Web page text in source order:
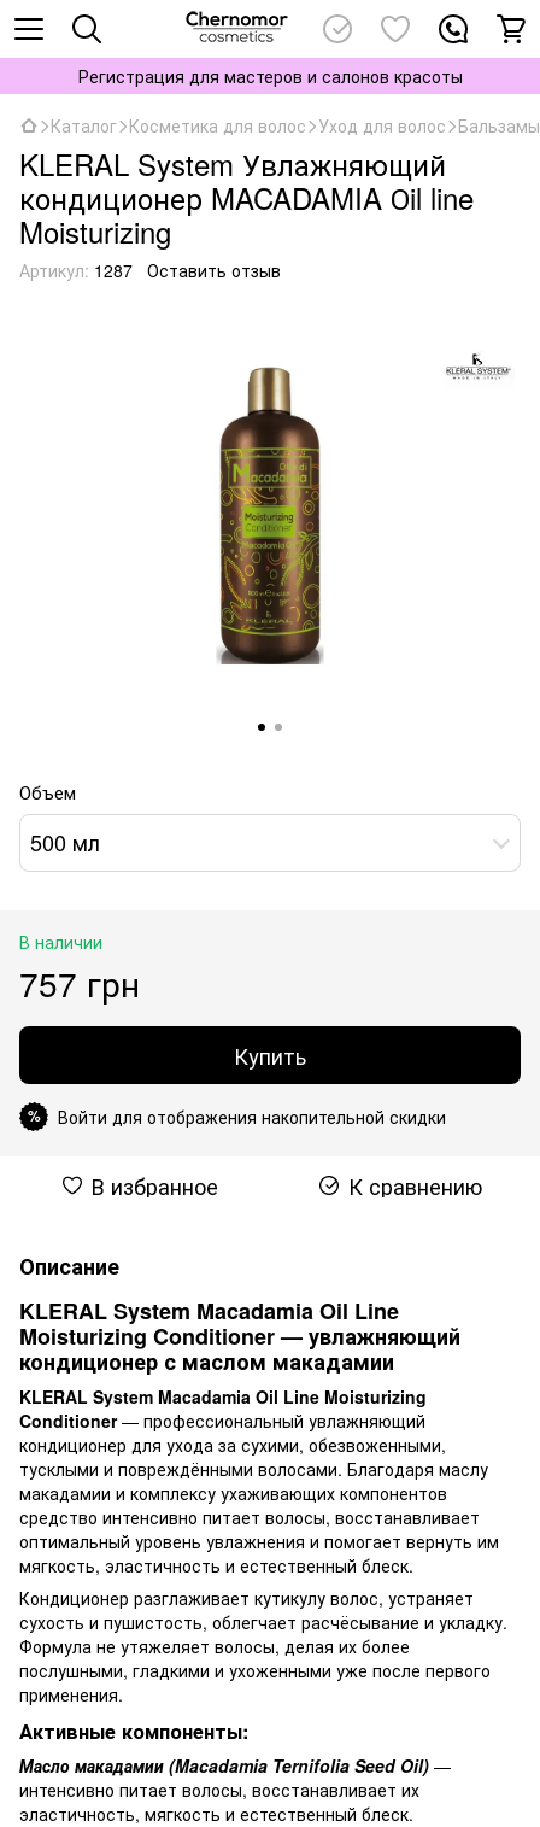
Регистрация для мастеров и салонов красоты
Каталог Косметика для волос Уход для волос
KLERAL System Увлажняющий
кондиционер MACADAMIA Оil line
Moisturizing
Артикул: 1287 Оставить отзыв
Объем
500 мл
В наличии
757 грн
Купить
% Войти для отображения накопительной скидки
В избранное К сравнению
Описание
KLERAL System Macadamia Oil Line
Moisturizing Conditioner — увлажняющий
кондиционер с маслом макадамии
KLERAL System Macadamia Oil Line Moisturizing
Conditioner— профессиональный увлажняющий
кондиционер для ухода за сухими, обезвоженными,
тусклыми и повреждёнными волосами. Благодаря маслу
макадамии и комплексу ухаживающих компонентов
средство интенсивно питает волосы, восстанавливает
оптимальный уровень увлажнения и помогает вернуть им
мягкость, эластичность и естественный блеск.
Кондиционер разглаживает кутикулу волос, устраняет
сухость и пушистость, облегчает расчёсывание и укладку.
Формула не утяжеляет волосы, делая их более
послушными, гладкими и ухоженными уже после первого
применения.
Активные компоненты:
Масло макадамии (Macadamia Ternifolia Seed Oil) —
интенсивно питает волосы, восстанавливает их
эластичность, мягкость и естественный блеск.